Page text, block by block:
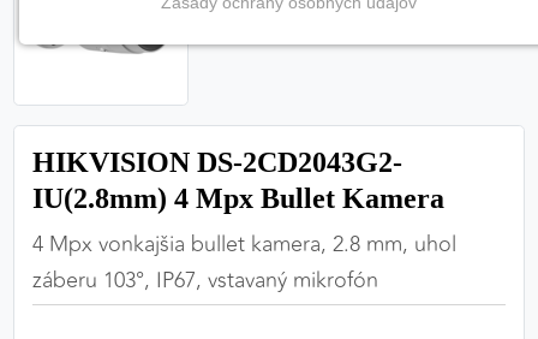
HIKVISION DS-2CD2043G2-
IU(2.8mm) 4 Mpx Bullet Kamera
4 Mpx vonkajšia bullet kamera, 2.8 mm, uhol
záberu 103°, IP67, vstavaný mikrofón
(vždy aktívne, nemožno vypnúť)
Tieto cookies sú potrebné na správne fungovanie
zabezpečiť jej plnú funkčnosť.